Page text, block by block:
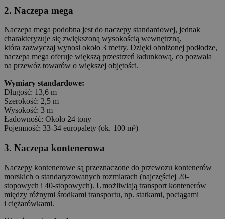
2. Naczepa mega
Naczepa mega podobna jest do naczepy standardowej, jednak
charakteryzuje się zwiększoną wysokością wewnętrzną,
która zazwyczaj wynosi około 3 metry. Dzięki obniżonej podłodze,
naczepa mega oferuje większą przestrzeń ładunkową, co pozwala
na przewóz towarów o większej objętości.
Wymiary standardowe:
Długość: 13,6 m
Szerokość: 2,5 m
Wysokość: 3 m
Ładowność: Około 24 tony
Pojemność: 33-34 europalety (ok. 100 m³)
3. Naczepa kontenerowa
Naczepy kontenerowe są przeznaczone do przewozu kontenerów
morskich o standaryzowanych rozmiarach (najczęściej 20-
stopowych i 40-stopowych). Umożliwiają transport kontenerów
między różnymi środkami transportu, np. statkami, pociągami
i ciężarówkami.